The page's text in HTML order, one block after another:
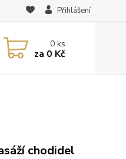
Přihlášení
0ks
za 0 Kč
chodidel